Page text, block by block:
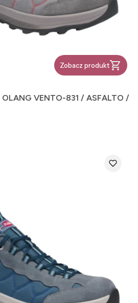
Zobacz produkt
OLANG VENTO-831 / ASFALTO /